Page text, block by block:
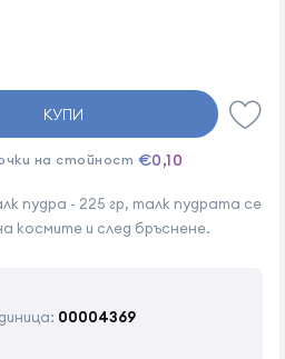
пудра - 225 гр, талк пудрата се
космите и след бръснене.
00004369
КУПИ
на стойност €0,10